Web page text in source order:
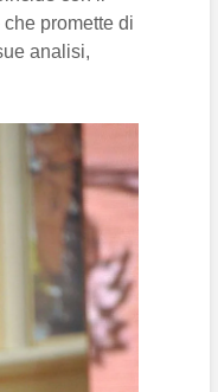
promette di
analisi,